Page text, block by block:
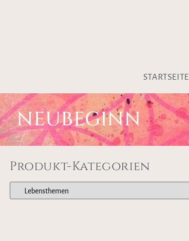
STARTSEITE
NEUBEGINN
Produkt-Kategorien